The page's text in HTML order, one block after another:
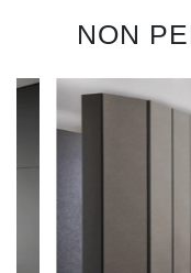
NON